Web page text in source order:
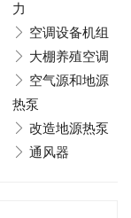
力
空调设备机组
大棚养殖空调
空气源和地源
热泵
改造地源热泵
通风器